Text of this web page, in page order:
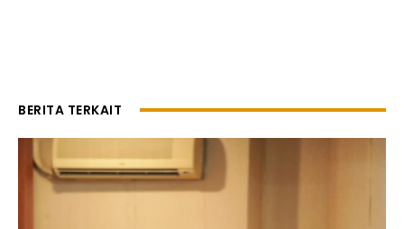
BERITA TERKAIT